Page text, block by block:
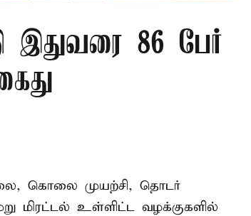
86 பேர்
கொலை முயற்சி, தொடர்
மிரட்டல் உள்ளிட்ட வழக்குகளில்